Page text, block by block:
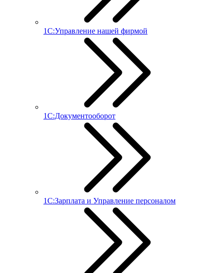
1С:Управление нашей фирмой
1С:Документооборот
1С:Зарплата и Управление персоналом